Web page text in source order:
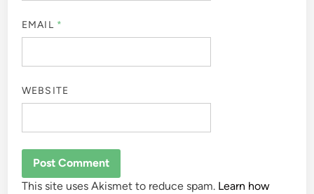
EMAIL *
WEBSITE
This site uses Akismet to reduce spam. Learn how